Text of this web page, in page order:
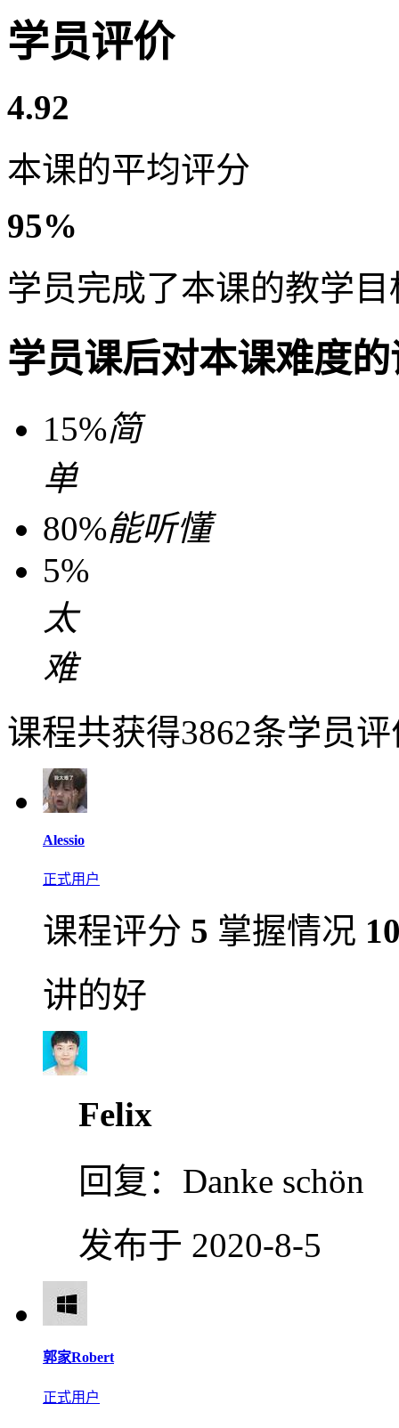
学员评价
4.92
本课的平均评分
95%
学员完成了本课的教学目
学员课后对本课难度
15%简
单
80%能听懂
5%
太
难
课程共获得3862条学员
Alessio
正式用户
课程评分 5 掌握情况
讲的好
Felix
回复： Danke schön
发布于 2020-8-5
郭家Robert
正式用户